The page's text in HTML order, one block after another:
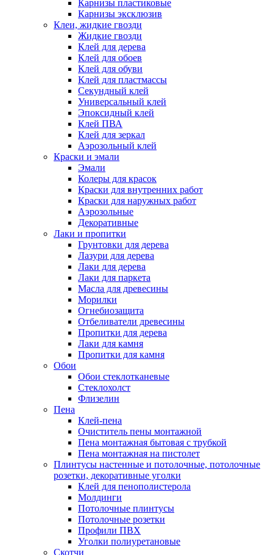
Карнизы пластиковые
Карнизы эксклюзив
Клеи, жидкие гвозди
Жидкие гвозди
Клей для дерева
Клей для обоев
Клей для обуви
Клей для пластмассы
Секундный клей
Универсальный клей
Эпоксидный клей
Клей ПВА
Клей для зеркал
Аэрозольный клей
Краски и эмали
Эмали
Колеры для красок
Краски для внутренних работ
Краски для наружных работ
Аэрозольные
Декоративные
Лаки и пропитки
Грунтовки для дерева
Лазури для дерева
Лаки для дерева
Лаки для паркета
Масла для древесины
Морилки
Огнебиозащита
Отбеливатели древесины
Пропитки для дерева
Лаки для камня
Пропитки для камня
Обои
Обои стеклотканевые
Стеклохолст
Флизелин
Пена
Клей-пена
Очиститель пены монтажной
Пена монтажная бытовая с трубкой
Пена монтажная на пистолет
Плинтусы настенные и потолочные, потолочные
розетки, декоративные уголки
Клей для пенополистерола
Молдинги
Потолочные плинтусы
Потолочные розетки
Профили ПВХ
Уголки полиуретановые
Скотчи